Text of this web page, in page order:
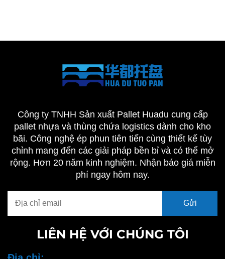
Công ty TNHH Sản xuất Pallet Huadu cung cấp
pallet nhựa và thùng chứa logistics dành cho kho
bãi. Công nghệ ép phun tiên tiến cùng thiết kế tùy
chỉnh mang đến các giải pháp bền bỉ và có thể mở
rộng. Hơn 20 năm kinh nghiệm. Nhận báo giá miễn
phí ngay hôm nay.
LIÊN HỆ VỚI CHÚNG TÔI